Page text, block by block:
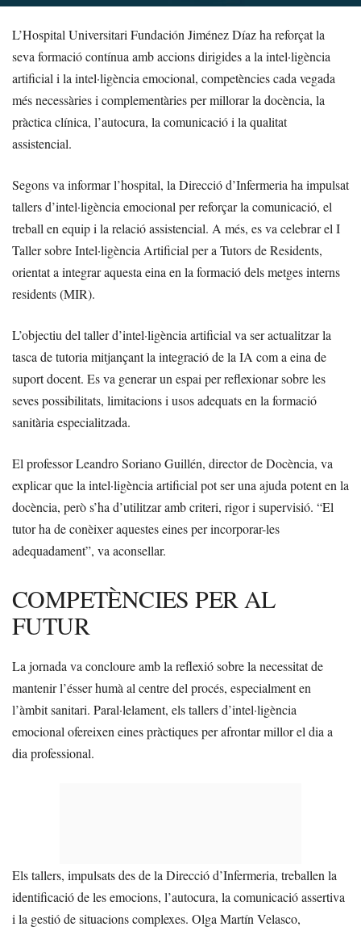
L’Hospital Universitari Fundación Jiménez Díaz ha reforçat la
seva formació contínua amb accions dirigides a la intel·ligència
artificial i la intel·ligència emocional, competències cada vegada
més necessàries i complementàries per millorar la docència, la
pràctica clínica, l’autocura, la comunicació i la qualitat
assistencial.
Segons va informar l’hospital, la Direcció d’Infermeria ha impulsat
tallers d’intel·ligència emocional per reforçar la comunicació, el
treball en equip i la relació assistencial. A més, es va celebrar el I
Taller sobre Intel·ligència Artificial per a Tutors de Residents,
orientat a integrar aquesta eina en la formació dels metges interns
residents (MIR).
L’objectiu del taller d’intel·ligència artificial va ser actualitzar la
tasca de tutoria mitjançant la integració de la IA com a eina de
suport docent. Es va generar un espai per reflexionar sobre les
seves possibilitats, limitacions i usos adequats en la formació
sanitària especialitzada.
El professor Leandro Soriano Guillén, director de Docència, va
explicar que la intel·ligència artificial pot ser una ajuda potent en la
docència, però s’ha d’utilitzar amb criteri, rigor i supervisió. “El
tutor ha de conèixer aquestes eines per incorporar-les
adequadament”, va aconsellar.
COMPETÈNCIES PER AL
FUTUR
La jornada va concloure amb la reflexió sobre la necessitat de
mantenir l’ésser humà al centre del procés, especialment en
l’àmbit sanitari. Paral·lelament, els tallers d’intel·ligència
emocional ofereixen eines pràctiques per afrontar millor el dia a
dia professional.
Els tallers, impulsats des de la Direcció d’Infermeria, treballen la
identificació de les emocions, l’autocura, la comunicació assertiva
i la gestió de situacions complexes. Olga Martín Velasco,